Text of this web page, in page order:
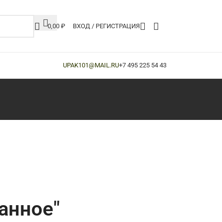
0,00 ₽ ВХОД / РЕГИСТРАЦИЯ
UPAK101@MAIL.RU+7 495 225 54 43